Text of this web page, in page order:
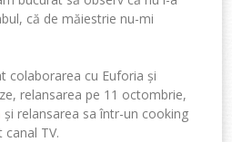
că de măiestrie nu-mi
colaborarea cu Euforia și
relansarea pe 11 octombrie,
și relansarea sa într-un cooking
TV.